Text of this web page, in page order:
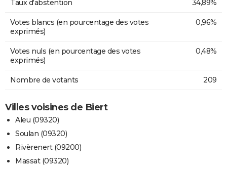
Taux d'abstention 34,89%
Votes blancs (en pourcentage des votes
exprimés)
0,96%
Votes nuls (en pourcentage des votes
exprimés)
0,48%
Nombre de votants 209
Villes voisines de Biert
Aleu (09320)
Soulan (09320)
Rivèrenert (09200)
Massat (09320)